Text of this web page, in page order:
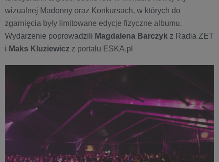
wizualnej Madonny oraz Konkursach, w których do
zgarnięcia były limitowane edycje fizyczne albumu.
Wydarzenie poprowadzili Magdalena Barczyk z Radia ZET
i Maks Kluziewicz z portalu ESKA.pl